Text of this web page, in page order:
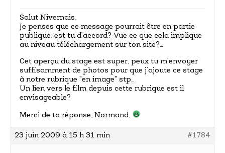
Salut Nivernais,
Je penses que ce message pourrait être en partie
publique, est tu d’accord? Vue ce que cela implique
au niveau téléchargement sur ton site?…
Cet aperçu du stage est super, peux tu m’envoyer
suffisamment de photos pour que j’ajoute ce stage
à notre rubrique "en image" stp…
Un lien vers le film depuis cette rubrique est il
envisageable?
Merci de ta réponse, Normand.
23 juin 2009 à 15 h 31 min #1784